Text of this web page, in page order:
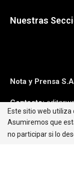
Nuestras
Nota y Prensa
Contacto:
Síguenos:
Este sitio web utiliza
Asumiremos que
no participar si lo